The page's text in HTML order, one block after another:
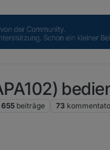
655 beiträge 73